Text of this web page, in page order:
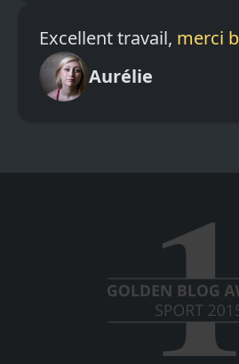
Excellent travail, merci
Aurélie